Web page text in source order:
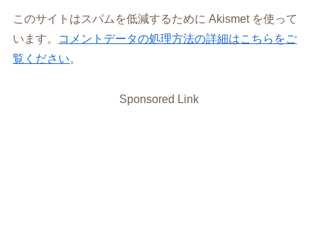
このサイトはスパムを低減するために Akismet を使って
います。
コメントデータの処理方法の詳細はこちらをご
覧ください。
Sponsored Link